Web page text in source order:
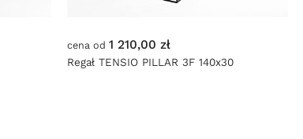
cena od 1 210,00 zł
Regał TENSIO PILLAR 3F 140x30